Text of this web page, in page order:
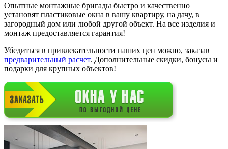
Опытные монтажные бригады быстро и качественно
установят пластиковые окна в вашу квартиру, на дачу, в
загородный дом или любой другой объект. На все изделия и
монтаж предоставляется гарантия!
Убедиться в привлекательности наших цен можно, заказав
предварительный расчет. Дополнительные скидки, бонусы и
подарки для крупных объектов!